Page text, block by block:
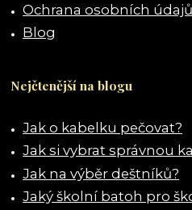
Ochrana osobních údajů
Blog
Nejčtenější na blogu
Jak o kabelku pečovat?
Jak si vybrat správnou
Jak na výběr deštníků?
Jaký školní batoh pro